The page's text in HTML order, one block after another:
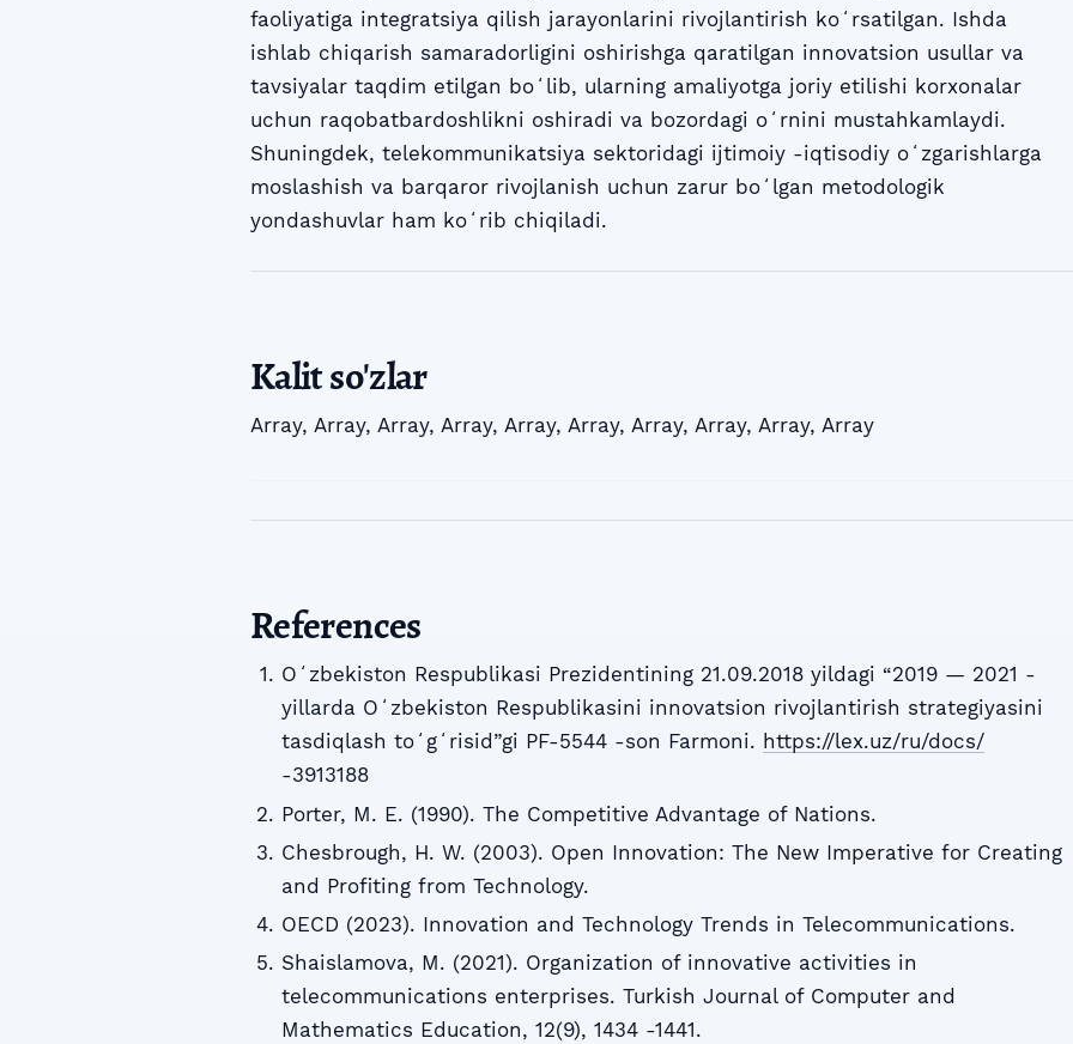
faoliyatiga integratsiya qilish jarayonlarini rivojlantirish koʻrsatilgan. Ishda
ishlab chiqarish samaradorligini oshirishga qaratilgan innovatsion usullar va
tavsiyalar taqdim etilgan boʻlib, ularning amaliyotga joriy etilishi korxonalar
uchun raqobatbardoshlikni oshiradi va bozordagi oʻrnini mustahkamlaydi.
Shuningdek, telekommunikatsiya sektoridagi ijtimoiy -iqtisodiy oʻzgarishlarga
moslashish va barqaror rivojlanish uchun zarur boʻlgan metodologik
yondashuvlar ham koʻrib chiqiladi.
Kalit so'zlar
Array, Array, Array, Array, Array, Array, Array, Array, Array, Array
References
Oʻzbekiston Respublikasi Prezidentining 21.09.2018 yildagi “2019 — 2021 -
yillarda Oʻzbekiston Respublikasini innovatsion rivojlantirish strategiyasini
tasdiqlash toʻgʻrisid”gi PF-5544 -son Farmoni. https://lex.uz/ru/docs/
-3913188
Porter, M. E. (1990). The Competitive Advantage of Nations.
Chesbrough, H. W. (2003). Open Innovation: The New Imperative for Creating
and Profiting from Technology.
OECD (2023). Innovation and Technology Trends in Telecommunications.
Shaislamova, M. (2021). Organization of innovative activities in
telecommunications enterprises. Turkish Journal of Computer and
Mathematics Education, 12(9), 1434 -1441.